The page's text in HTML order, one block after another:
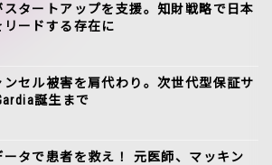
スタートアップを支援。知財戦略で日本
リードする存在に
ンセル被害を肩代わり。次世代型保証サ
誕生まで
ータで患者を救え！ 元医師、マッキン